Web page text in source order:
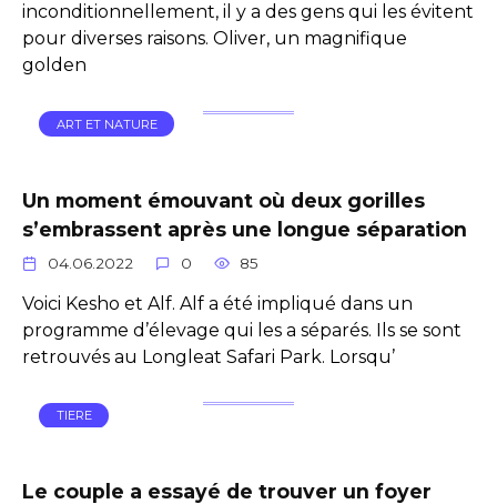
inconditionnellement, il y a des gens qui les évitent
pour diverses raisons. Oliver, un magnifique
golden
ART ET NATURE
Un moment émouvant où deux gorilles
s’embrassent après une longue séparation
04.06.2022 0 85
Voici Kesho et Alf. Alf a été impliqué dans un
programme d’élevage qui les a séparés. Ils se sont
retrouvés au Longleat Safari Park. Lorsqu’
TIERE
Le couple a essayé de trouver un foyer